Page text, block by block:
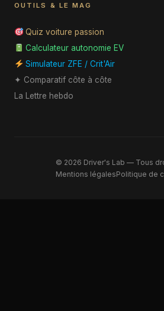
OUTILS & LE MAG
Quiz voiture passion
Calculateur autonomie EV
Simulateur ZFE / Crit'Air
✦ Comparatif côte à côte
La Lettre hebdo
© 2026 Driver's Lab — Tous
Mentions légalesPolitique de